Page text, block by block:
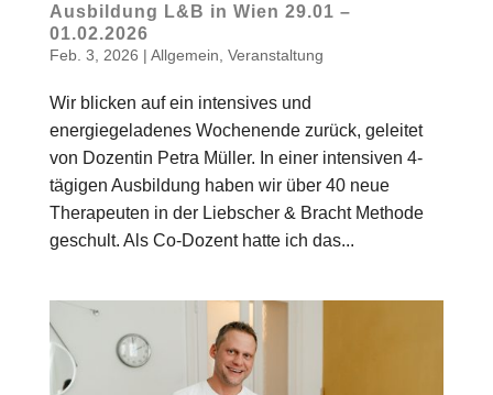
Ausbildung L&B in Wien 29.01 –
01.02.2026
Feb. 3, 2026 | Allgemein Veranstaltung
Wir blicken auf ein intensives und
energiegeladenes Wochenende zurück, geleitet
von Dozentin Petra Müller. In einer intensiven 4-
tägigen Ausbildung haben wir über 40 neue
Therapeuten in der Liebscher & Bracht Methode
geschult. Als Co-Dozent hatte ich das...